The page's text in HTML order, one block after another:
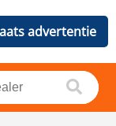
advertentie